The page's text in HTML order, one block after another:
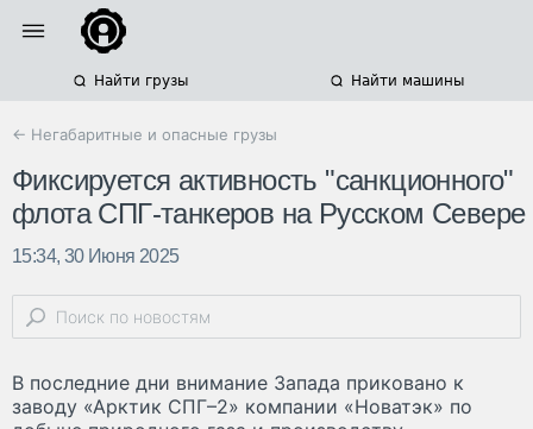
Найти грузы Найти машины
← Негабаритные и опасные грузы
Фиксируется активность "санкционного"
флота СПГ-танкеров на Русском Севере
15:34, 30 Июня 2025
В последние дни внимание Запада приковано к
заводу «Арктик СПГ–2» компании «Новатэк» по